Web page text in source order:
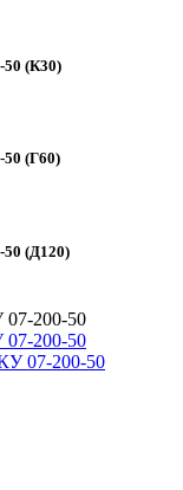
50 (К30)
(Г60)
50 (Д120)
200-50
200-50